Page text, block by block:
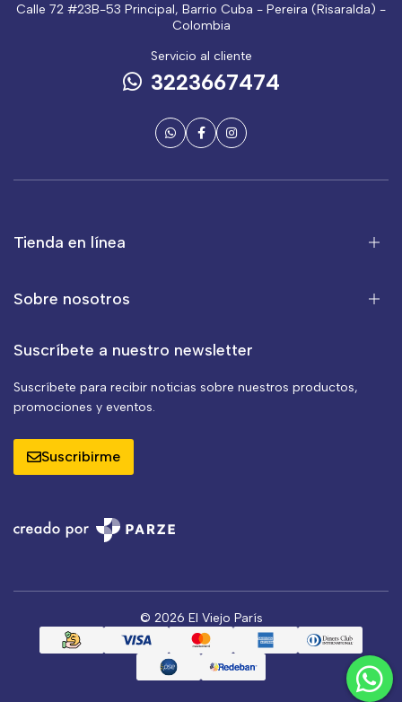
Calle 72 #23B-53 Principal, Barrio Cuba - Pereira (Risaralda) -
Colombia
Servicio al cliente
3223667474
Tienda en línea
Sobre nosotros
Suscríbete a nuestro newsletter
Suscríbete para recibir noticias sobre nuestros productos,
promociones y eventos.
Suscribirme
© 2026 El Viejo París